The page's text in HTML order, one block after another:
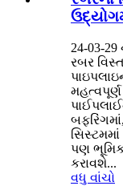
24-03-29
રબર
પણ
કરાવશે...
વધુ વાંચો